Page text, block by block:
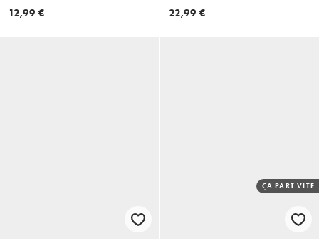
12,99 €
deux pendentifs - Doré
22,99 €
ÇA PART VITE